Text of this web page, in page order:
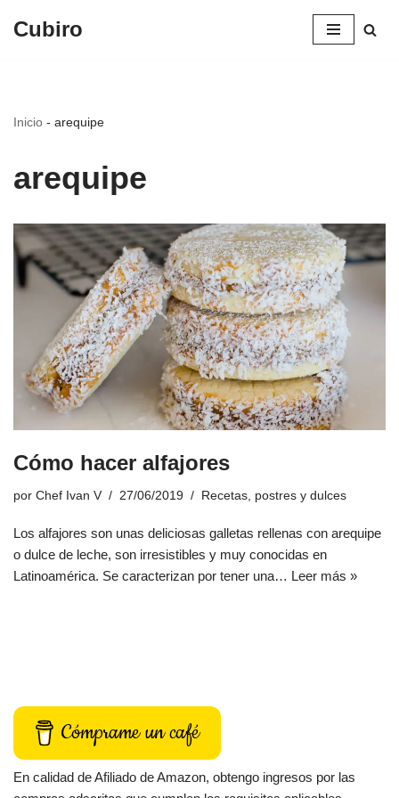
Cubiro
Inicio - arequipe
arequipe
Cómo hacer alfajores
por Chef Ivan V 27/06/2019 Recetas, postres y dulces
Los alfajores son unas deliciosas galletas rellenas con arequipe
o dulce de leche, son irresistibles y muy conocidas en
Latinoamérica. Se caracterizan por tener una… Leer más »
Cómprame un café
En calidad de Afiliado de Amazon, obtengo ingresos por las